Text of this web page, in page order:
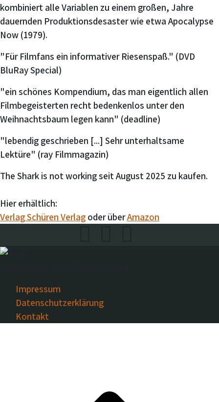
kombiniert alle Variablen zu einem großen, Jahre
dauernden Produktionsdesaster wie etwa Apocalypse
Now (1979).
"Für Filmfans ein informativer Riesenspaß." (DVD
BluRay Special)
"ein schönes Kompendium, das man eigentlich allen
Filmbegeisterten recht bedenkenlos unter den
Weihnachtsbaum legen kann" (deadline)
"lebendig geschrieben [...] Sehr unterhaltsame
Lektüre" (ray Filmmagazin)
The Shark is not working seit August 2025 zu kaufen.
Hier erhältlich:
Verlag Schüren Verlag oder überAmazon
Impressum
Datenschutzerklärung
Kontakt